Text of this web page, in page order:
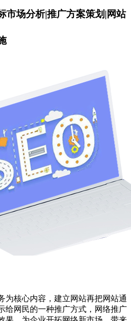
市场分析|推广方案策划 |网站
为核心内容，建立网站再把网站通
给网民的一种推广方式，网络推广